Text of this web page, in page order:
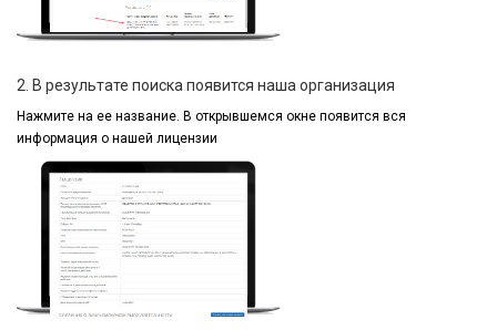
2. В результате поиска появится наша организация
Нажмите на ее название. В открывшемся окне появится вся
информация о нашей лицензии